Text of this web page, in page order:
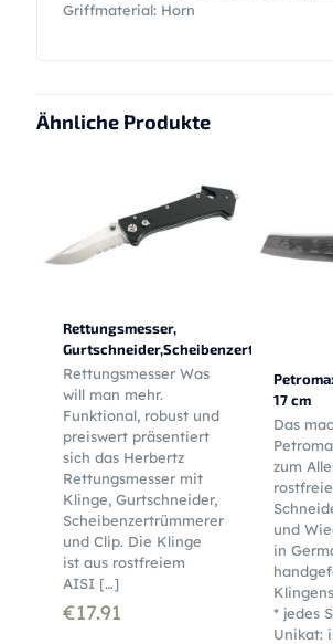
Griffmaterial: Horn
Ähnliche Produkte
Rettungsmesser,
Rettungsmesser Was
will man mehr.
Funktional, robust und
preiswert präsentiert
sich das Herbertz
Rettungsmesser mit
Klinge, Gurtschneider,
Scheibenzertrümmerer
und Clip. Die Klinge
ist aus rostfreiem
AISI[…]
€17.91
17 cm
Das
zum
und
in
* jedes
Unikat: